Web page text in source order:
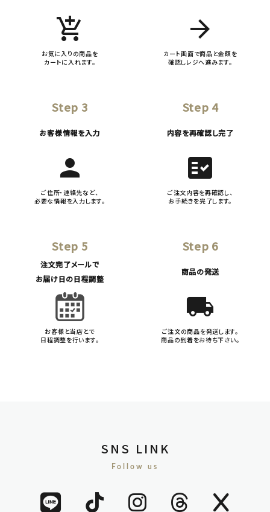
add_shopping_cart
お気に入りの商品を
カートに入れます。
arrow_forward
カート画面で商品と金額を
確認しレジへ進みます。
Step 3
お客様情報を入力
person
ご住所・連絡先など、
必要な情報を入力します。
Step 4
内容を再確認し完了
fact_check
ご注文内容を再確認し、
お手続きを完了します。
Step 5
注文完了メールで
お届け日の日程調整
お客様と当店とで
日程調整を行います。
Step 6
商品の発送
local_shipping
ご注文の商品を発送します。
商品の到着をお待ち下さい。
SNS LINK
Follow us